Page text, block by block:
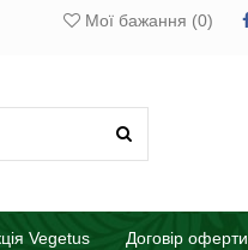
Мої бажання (0)
Vegetus Договір оферти